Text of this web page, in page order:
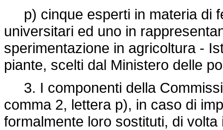
p) cinque esperti in materia di
universitari ed uno in
sperimentazione in agricoltura -
piante, scelti dal Ministero delle
3. I componenti della
comma 2, lettera p), in caso di
formalmente loro sostituti, di volta